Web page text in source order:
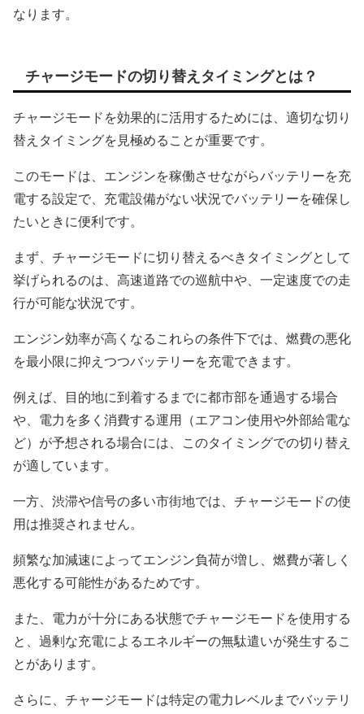
なります。
チャージモードの切り替えタイミングとは？
チャージモードを効果的に活用するためには、適切な切り
替えタイミングを見極めることが重要です。
このモードは、エンジンを稼働させながらバッテリーを充
電する設定で、充電設備がない状況でバッテリーを確保し
たいときに便利です。
まず、チャージモードに切り替えるべきタイミングとして
挙げられるのは、高速道路での巡航中や、一定速度での走
行が可能な状況です。
エンジン効率が高くなるこれらの条件下では、燃費の悪化
を最小限に抑えつつバッテリーを充電できます。
例えば、目的地に到着するまでに都市部を通過する場合
や、電力を多く消費する運用（エアコン使用や外部給電な
ど）が予想される場合には、このタイミングでの切り替え
が適しています。
一方、渋滞や信号の多い市街地では、チャージモードの使
用は推奨されません。
頻繁な加減速によってエンジン負荷が増し、燃費が著しく
悪化する可能性があるためです。
また、電力が十分にある状態でチャージモードを使用する
と、過剰な充電によるエネルギーの無駄遣いが発生するこ
とがあります。
さらに、チャージモードは特定の電力レベルまでバッテリ